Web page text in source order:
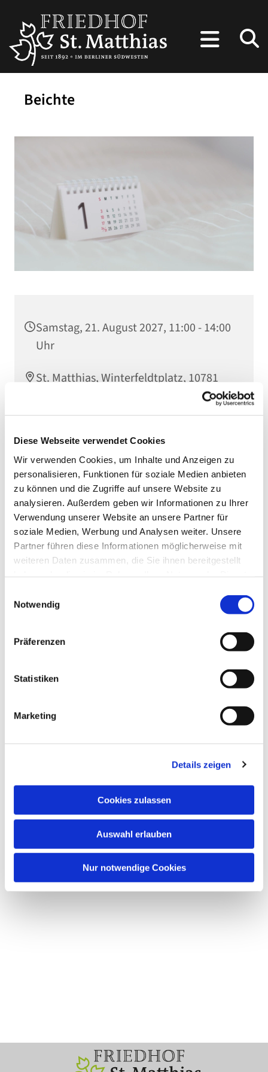
Diese Webseite verwendet Cookies
Wir verwenden Cookies, um Inhalte und Anzeigen zu
personalisieren, Funktionen für soziale Medien anbieten
zu können und die Zugriffe auf unsere Website zu
analysieren. Außerdem geben wir Informationen zu Ihrer
Verwendung unserer Website an unsere Partner für
soziale Medien, Werbung und Analysen weiter. Unsere
Partner führen diese Informationen möglicherweise mit
weiteren Daten zusammen, die Sie ihnen bereitgestellt
Notwendig
Präferenzen
Statistiken
Marketing
Details zeigen
Cookies zulassen
Auswahl erlauben
Nur notwendige Cookies
Beichte
Samstag, 21. August 2027, 11:00 - 14:00
Uhr
St. Matthias, Winterfeldtplatz, 10781